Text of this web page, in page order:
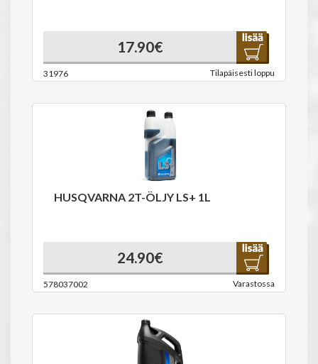
17.90€
31976 Tilapäisesti loppu
HUSQVARNA 2T-ÖLJY LS+ 1L
24.90€
578037002 Varastossa